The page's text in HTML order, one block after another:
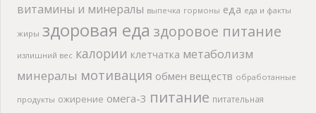
витамины и минералы выпечка гормоны еда еда и факты
жиры здоровая еда здоровое питание
излишний вес калории клетчатка метаболизм
минералы мотивация обмен веществ обработанные
продукты ожирение омега-3 питание питательная